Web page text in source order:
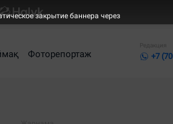
Фоторепортаж
Редакция
+7
закрытие баннера через